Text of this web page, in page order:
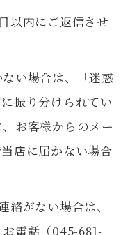
以内にご返信させ
い場合は、「迷惑
振り分けられてい
お客様からのメー
店に届かない場合
がない場合は、
電話（045-681-